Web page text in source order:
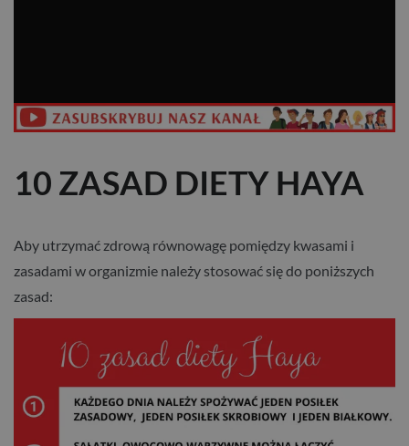
10 ZASAD DIETY HAYA
Aby utrzymać zdrową równowagę pomiędzy kwasami i
zasadami w organizmie należy stosować się do poniższych
zasad: